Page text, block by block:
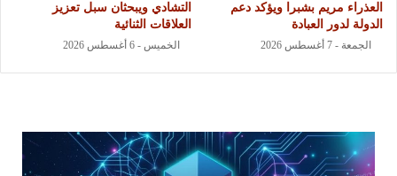
العذراء مريم بشبرا ويؤكد دعم
الدولة لدور العبادة
الجمعة - 7 أغسطس 2026
التشادي ويبحثان سبل تعزيز
العلاقات الثنائية
الخميس - 6 أغسطس 2026